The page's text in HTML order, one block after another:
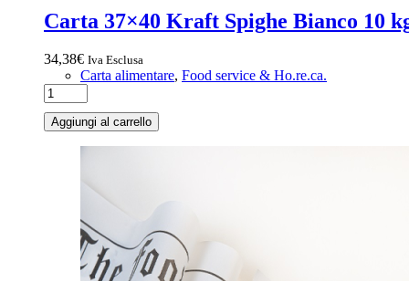
Carta 37×40 Kraft Spighe Bianco 10
34,38€ Iva Esclusa
Carta alimentare, Food service & Ho.re.ca.
Aggiungi al carrello